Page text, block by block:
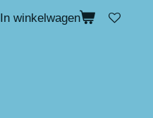
In winkelwagen